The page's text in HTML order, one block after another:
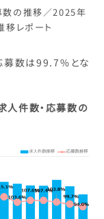
数の推移／2025年
レポート
募数は99.7%とな
人件数・応募数の